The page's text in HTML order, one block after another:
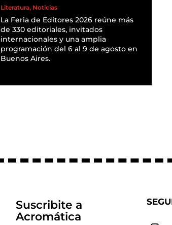
Literatura, Noticias
La Feria de Editores 2026 reúne más
de 330 editoriales, invitados
internacionales y una amplia
programación del 6 al 9 de agosto en
Buenos Aires.
Suscribite a
Acromática